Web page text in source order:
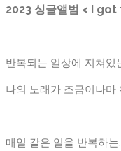
2023 싱글앨범 < I
반복되는 일상에 지쳐있
나의 노래가 조금이나마
매일 같은 일을 반복하